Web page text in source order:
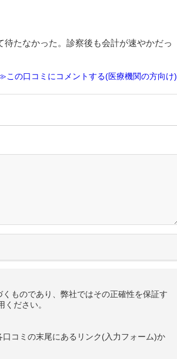
たなかった。診察後も会計が速やかだっ
この口コミにコメントする(医療機関の方向け)
ものであり、弊社ではその正確性を保証す
ださい。
コミの末尾にあるリンク(入力フォーム)か